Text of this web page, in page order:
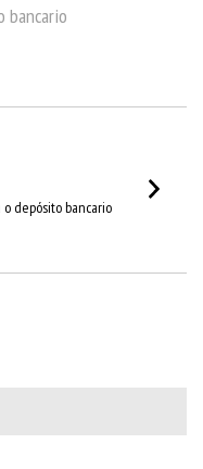
bancario
depósito bancario